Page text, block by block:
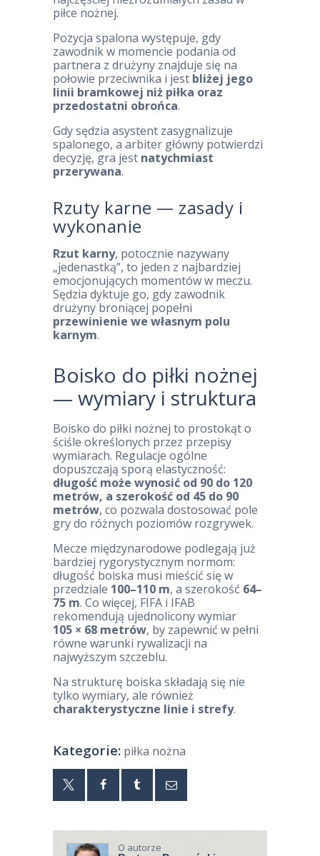
piłce nożnej.
Pozycja spalona występuje, gdy
zawodnik w momencie podania od
partnera z drużyny znajduje się na
połowie przeciwnika i jest bliżej jego
linii bramkowej niż piłka oraz
przedostatni obrońca.
Gdy sędzia asystent zasygnalizuje
spalonego, a arbiter główny potwierdzi
decyzję, gra jest natychmiast
przerywana.
Rzuty karne — zasady i
wykonanie
Rzut karny, potocznie nazywany
„jedenastką”, to jeden z najbardziej
emocjonujących momentów w meczu.
Sędzia dyktuje go, gdy zawodnik
drużyny broniącej popełni
przewinienie we własnym polu
karnym.
Boisko do piłki nożnej
— wymiary i struktura
Boisko do piłki nożnej to prostokąt o
ściśle określonych przez przepisy
wymiarach. Regulacje ogólne
dopuszczają sporą elastyczność:
długość może wynosić od 90 do 120
metrów, a szerokość od 45 do 90
metrów, co pozwala dostosować pole
gry do różnych poziomów rozgrywek.
Mecze międzynarodowe podlegają już
bardziej rygorystycznym normom:
długość boiska musi mieścić się w
przedziale 100–110 m, a szerokość 64–
75 m. Co więcej, FIFA i IFAB
rekomendują ujednolicony wymiar
105 × 68 metrów, by zapewnić w pełni
równe warunki rywalizacji na
najwyższym szczeblu.
Na strukturę boiska składają się nie
tylko wymiary, ale również
charakterystyczne linie i strefy.
Kategorie: piłka nożna
O autorze